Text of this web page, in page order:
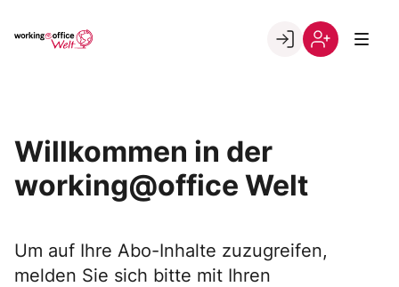
Go to landing page.
Welt
Willkommen in der
working@office Welt
Um auf Ihre Abo-Inhalte zuzugreifen,
melden Sie sich bitte mit Ihren